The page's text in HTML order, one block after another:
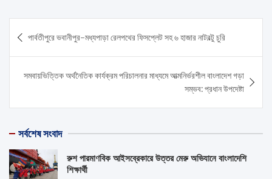
navigation
পার্বতীপুরে ভবানীপুর-মধ্যপাড়া রেলপথের ফিসপ্লেট সহ ৬ হাজার নাটবল্টু চুরি
সমবায়ভিত্তিক অর্থনৈতিক কার্যক্রম পরিচালনার মাধ্যমে আত্মনির্ভরশীল বাংলাদেশ গড়া
সম্ভব: প্রধান উপদেষ্টা
সর্বশেষ সংবাদ
রুশ পারমাণবিক আইসব্রেকারে উত্তর মেরু অভিযানে বাংলাদেশি
শিক্ষার্থী